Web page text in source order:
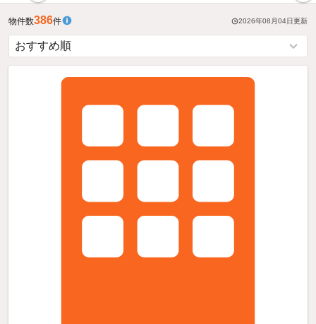
物件数386件 2026年08月04日更新